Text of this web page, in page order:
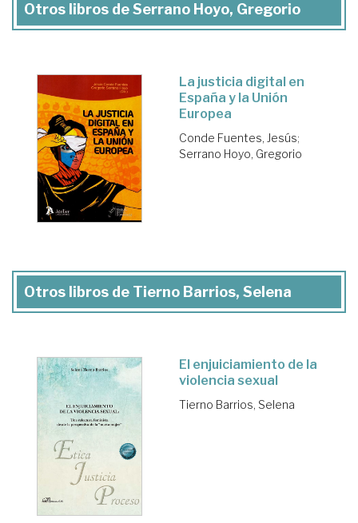
Otros libros de Serrano Hoyo, Gregorio
La justicia digital en
España y la Unión
Europea
Conde Fuentes, Jesús;
Serrano Hoyo, Gregorio
Otros libros de Tierno Barrios, Selena
El enjuiciamiento de la
violencia sexual
Tierno Barrios, Selena